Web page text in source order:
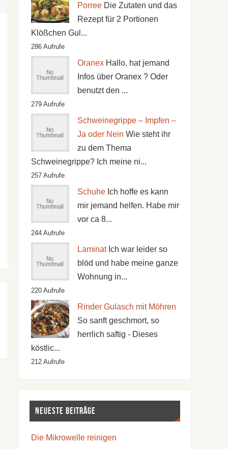
Porree Die Zutaten und das
Rezept für 2 Portionen
Klößchen Gul...
286 Aufrufe
Oranex Hallo, hat jemand
Infos über Oranex ? Oder
benutzt den ...
279 Aufrufe
Schweinegrippe – Impfen –
Ja oder Nein Wie steht ihr
zu dem Thema
Schweinegrippe? Ich meine ni...
257 Aufrufe
Schuhe Ich hoffe es kann
mir jemand helfen. Habe mir
vor ca 8...
244 Aufrufe
Laminat Ich war leider so
blöd und habe meine ganze
Wohnung in...
220 Aufrufe
Rinder Gulasch mit Möhren
So sanft geschmort, so
herrlich saftig - Dieses
köstlic...
212 Aufrufe
Neueste Beiträge
Die Mikrowelle reinigen